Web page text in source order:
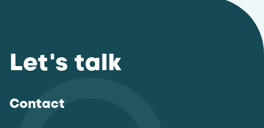
Let's talk
Contact